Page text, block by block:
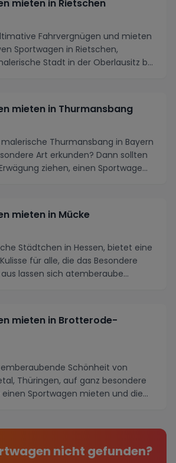
mieten in Rietschen
Fahrvergnügen und mieten
Sportwagen in Rietschen,
Stadt in der Oberlausitz b...
mieten in Thurmansbang
Thurmansbang in Bayern
Art erkunden? Dann sollten
ziehen, einen Sportwage...
mieten in Mücke
Städtchen in Hessen, bietet eine
für alle, die das Besondere
lassen sich atemberaube...
mieten in Brotterode-
Schönheit von
Thüringen, auf ganz besondere
einen Sportwagen mieten und die
nicht gefunden?